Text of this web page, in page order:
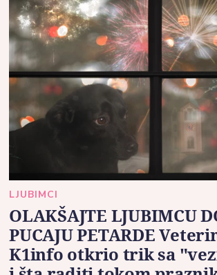
LJUBIMCI
OLAKŠAJTE LJUBIMCU
PUCAJU PETARDE
K1info otkrio trik sa